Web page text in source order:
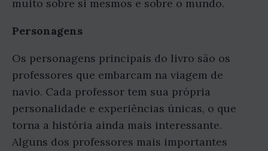
muito sobre si mesmos e sobre o mundo.
Personagens
Os personagens principais do livro são os
professores que embarcam na viagem de
navio. Cada professor tem sua própria
personalidade e experiências únicas, o que
torna a história ainda mais interessante.
Alguns dos professores mais importantes